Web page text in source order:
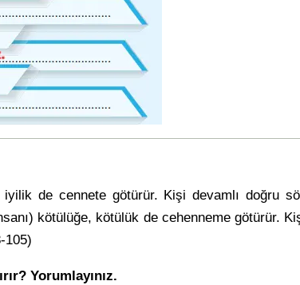
de cennete götürür. Kişi devamlı doğru
kötülüğe, kötülük de cehenneme götürür.
105)
Yorumlayınız.